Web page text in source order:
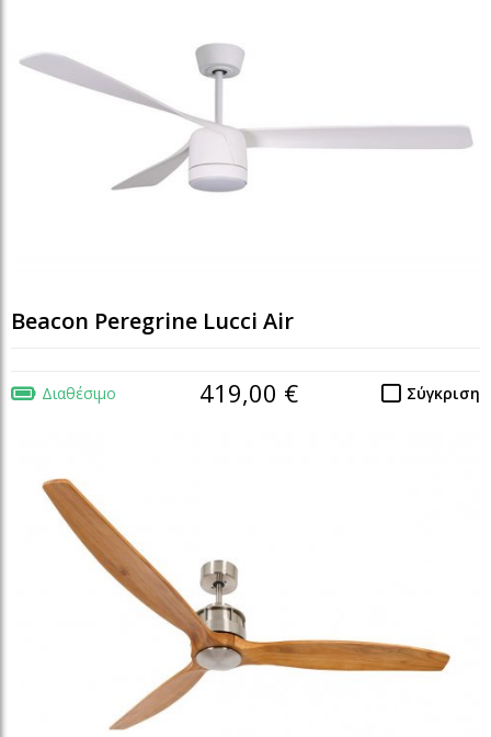
Beacon Peregrine Lucci Air
Διαθέσιμο Σύγκριση
419,00 €